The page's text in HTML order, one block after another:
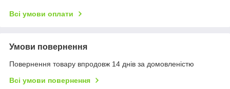
Всі умови оплати
Умови повернення
Повернення товару впродовж 14 днів за домовленістю
Всі умови повернення